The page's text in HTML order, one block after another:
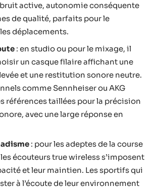
active, autonomie conséquente
de qualité, parfaits pour le
déplacements.
: en studio ou pour le mixage, il
un casque filaire affichant une
et une restitution sonore neutre.
comme Sennheiser ou AKG
références taillées pour la précision
avec une large réponse en
: pour les adeptes de la course
écouteurs true wireless s’imposent
et leur maintien. Les sportifs qui
à l’écoute de leur environnement